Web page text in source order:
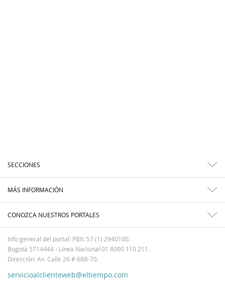
SECCIONES
MÁS INFORMACIÓN
CONOZCA NUESTROS PORTALES
Info general del portal: PBX: 57 (1) 2940100.
Bogotá 5714444 - Línea Nacional 01 8000 110 211.
Dirección: Av. Calle 26 # 68B-70.
servicioalclienteweb@eltiempo.com